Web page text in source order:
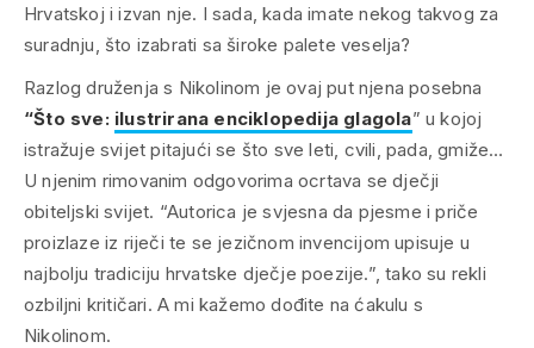
Hrvatskoj i izvan nje. I sada, kada imate nekog takvog za
suradnju, što izabrati sa široke palete veselja?
Razlog druženja s Nikolinom je ovaj put njena posebna
“Što sve: ilustrirana enciklopedija glagola” u kojoj
istražuje svijet pitajući se što sve leti, cvili, pada, gmiže…
U njenim rimovanim odgovorima ocrtava se dječji
obiteljski svijet. “Autorica je svjesna da pjesme i priče
proizlaze iz riječi te se jezičnom invencijom upisuje u
najbolju tradiciju hrvatske dječje poezije.”, tako su rekli
ozbiljni kritičari. A mi kažemo dođite na ćakulu s
Nikolinom.